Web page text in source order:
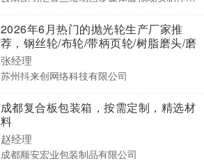
2026年6月热门的抛光轮生产厂家推
荐，钢丝轮/布轮/带柄页轮/树脂磨头/磨
刀磨铁砂轮/抛光轮，抛光轮生产厂家
选哪家
张经理
苏州抖来创网络科技有限公司
成都复合板包装箱，按需定制，精选材
料
赵经理
成都顺安宏业包装制品有限公司